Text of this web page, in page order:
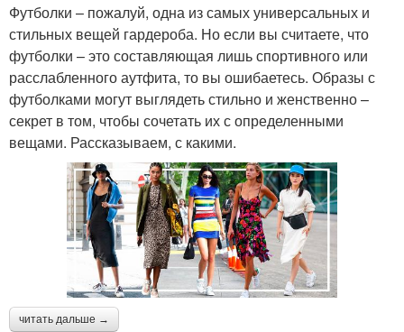
Футболки – пожалуй, одна из самых универсальных и
стильных вещей гардероба. Но если вы считаете, что
футболки – это составляющая лишь спортивного или
расслабленного аутфита, то вы ошибаетесь. Образы с
футболками могут выглядеть стильно и женственно –
секрет в том, чтобы сочетать их с определенными
вещами. Рассказываем, с какими.
читать дальше →